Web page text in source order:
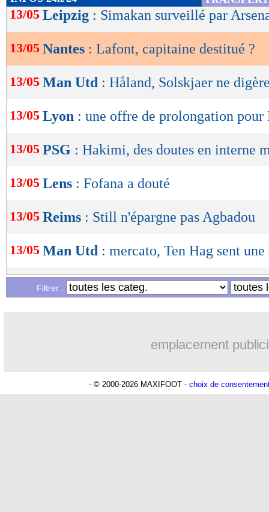
de
lecture
OK
13/05 Leipzig : Simakan surveillé par
13/05 Nantes : Lafont, capitaine destitué ?
13/05 Man Utd : Håland, Solskjaer ne
13/05 Lyon : une offre de prolongation pour
13/05 PSG : Hakimi, des doutes en interne
13/05 Lens : Fofana a douté
13/05 Reims : Still n'épargne pas Agbadou
13/05 Man Utd : mercato, Ten Hag sent
Liste des brèves du ven. 12 mai 2023
Filtrer :
emplacement
- © 2000-2026 MAXIFOOT - choix de